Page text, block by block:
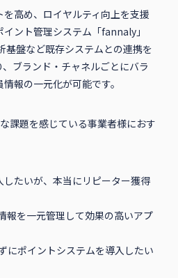
高め、ロイヤルティ向上を支援
ント管理システム「fannaly」
基盤など既存システムとの連携を
ブランド・チャネルごとにバラ
報の一元化が可能です。
課題を感じている事業者様におす
したいが、本当にリピーター獲得
報を一元管理して効果の高いアプ
にポイントシステムを導入したい